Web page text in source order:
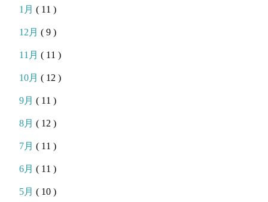
1月( 11 )
12月( 9 )
11月( 11 )
10月( 12 )
9月( 11 )
8月( 12 )
7月( 11 )
6月( 11 )
5月( 10 )